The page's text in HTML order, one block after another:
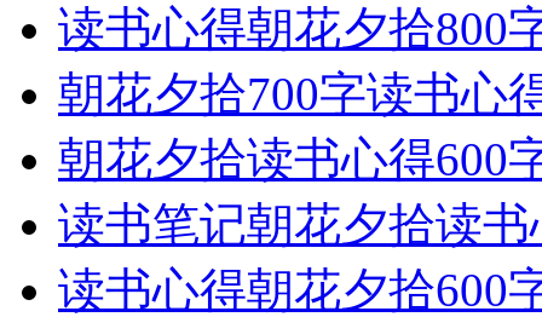
读书心得朝花夕拾800
朝花夕拾700字读书心
朝花夕拾读书心得600
读书笔记朝花夕拾读书
读书心得朝花夕拾600